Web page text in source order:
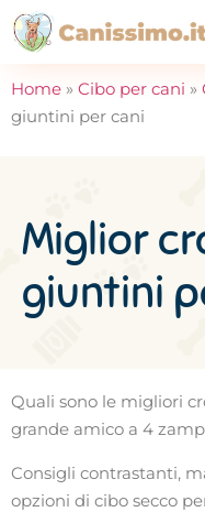
Home » Cibo per cani »
giuntini per cani
Miglior
giuntini
Quali sono le migliori
grande amico a 4
Consigli contrastanti,
opzioni di cibo secco